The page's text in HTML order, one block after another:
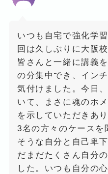
いつも自宅で強化学
回は久しぶりに大阪
皆さんと一緒に講義
の分集中でき、イン
気付けました。今日
いて、まさに魂のホ
を示していただきあ
3名の方々のケースを
そうな自分と自己卑
だまだたくさん自分
した。いつも自分の